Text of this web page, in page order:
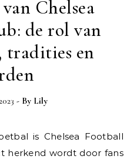
Chelsea
de rol van
tradities en
- By Lily
herkend wordt door fans